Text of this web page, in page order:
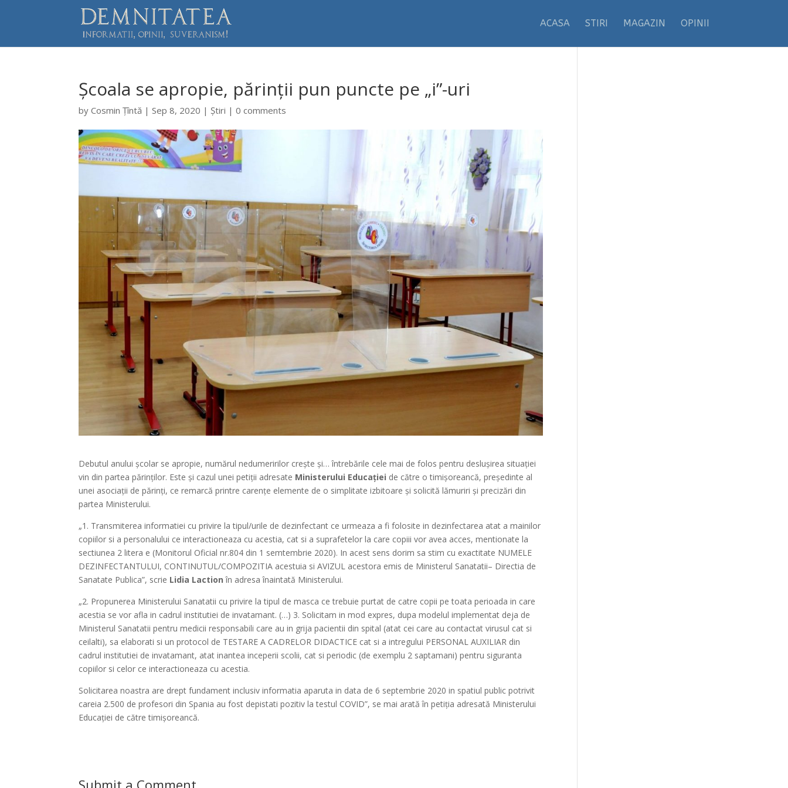
ACASA STIRI MAGAZIN OPINII
Școala se apropie, părinții pun puncte pe „i”-uri
byCosmin Țîntă |Sep 8, 2020 |Știri |0 comments
Debutul anului școlar se apropie, numărul nedumeririlor crește și… întrebările cele mai de folos pentru deslușirea situației
vin din partea părinților. Este și cazul unei petiții adresate Ministerului Educației de către o timișoreancă, președinte al
unei asociații de părinți, ce remarcă printre carențe elemente de o simplitate izbitoare și solicită lămuriri și precizări din
partea Ministerului.
„1. Transmiterea informatiei cu privire la tipul/urile de dezinfectant ce urmeaza a fi folosite in dezinfectarea atat a mainilor
copiilor si a personalului ce interactioneaza cu acestia, cat si a suprafetelor la care copiii vor avea acces, mentionate la
sectiunea 2 litera e (Monitorul Oficial nr.804 din 1 semtembrie 2020). In acest sens dorim sa stim cu exactitate NUMELE
DEZINFECTANTULUI, CONTINUTUL/COMPOZITIA acestuia si AVIZUL acestora emis de Ministerul Sanatatii– Directia de
Sanatate Publica”, scrie Lidia Laction în adresa înaintată Ministerului.
„2. Propunerea Ministerului Sanatatii cu privire la tipul de masca ce trebuie purtat de catre copii pe toata perioada in care
acestia se vor afla in cadrul institutiei de invatamant. (…) 3. Solicitam in mod expres, dupa modelul implementat deja de
Ministerul Sanatatii pentru medicii responsabili care au in grija pacientii din spital (atat cei care au contactat virusul cat si
ceilalti), sa elaborati si un protocol de TESTARE A CADRELOR DIDACTICE cat si a intregului PERSONAL AUXILIAR din
cadrul institutiei de invatamant, atat inantea inceperii scolii, cat si periodic (de exemplu 2 saptamani) pentru siguranta
copiilor si celor ce interactioneaza cu acestia.
Solicitarea noastra are drept fundament inclusiv informatia aparuta in data de 6 septembrie 2020 in spatiul public potrivit
careia 2.500 de profesori din Spania au fost depistati pozitiv la testul COVID”, se mai arată în petiția adresată Ministerului
Educației de către timișoreancă.
Submit a Comment